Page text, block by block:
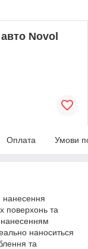
Novol
Оплата Умови
нанесення
поверхонь та
нанесенням
наноситься
та